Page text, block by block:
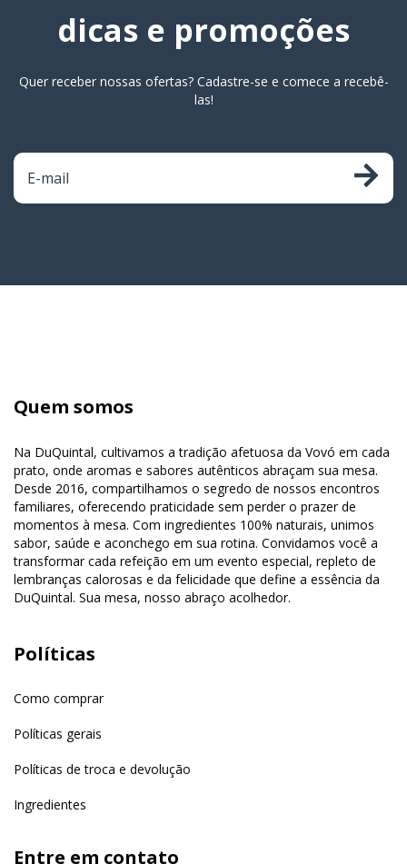
dicas e promoções
Quer receber nossas ofertas? Cadastre-se e comece a recebê-
las!
Quem somos
Na DuQuintal, cultivamos a tradição afetuosa da Vovó em cada
prato, onde aromas e sabores autênticos abraçam sua mesa.
Desde 2016, compartilhamos o segredo de nossos encontros
familiares, oferecendo praticidade sem perder o prazer de
momentos à mesa. Com ingredientes 100% naturais, unimos
sabor, saúde e aconchego em sua rotina. Convidamos você a
transformar cada refeição em um evento especial, repleto de
lembranças calorosas e da felicidade que define a essência da
DuQuintal. Sua mesa, nosso abraço acolhedor.
Políticas
Como comprar
Políticas gerais
Políticas de troca e devolução
Ingredientes
Entre em contato